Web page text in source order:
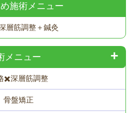
施術メニュー
層筋調整＋鍼灸
メニュー
✖️深層筋調整
骨盤矯正